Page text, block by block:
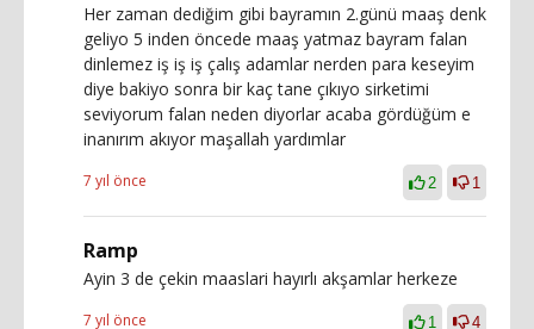
Her zaman dediğim gibi bayramın 2.günü maaş denk
geliyo 5 inden öncede maaş yatmaz bayram falan
dinlemez iş iş iş çalış adamlar nerden para keseyim
diye bakiyo sonra bir kaç tane çıkıyo sirketimi
seviyorum falan neden diyorlar acaba gördüğüm e
inanırım akıyor maşallah yardımlar
7 yıl önce 2 1
Ramp
Ayin 3 de çekin maaslari hayırlı akşamlar herkeze
7 yıl önce 1 4